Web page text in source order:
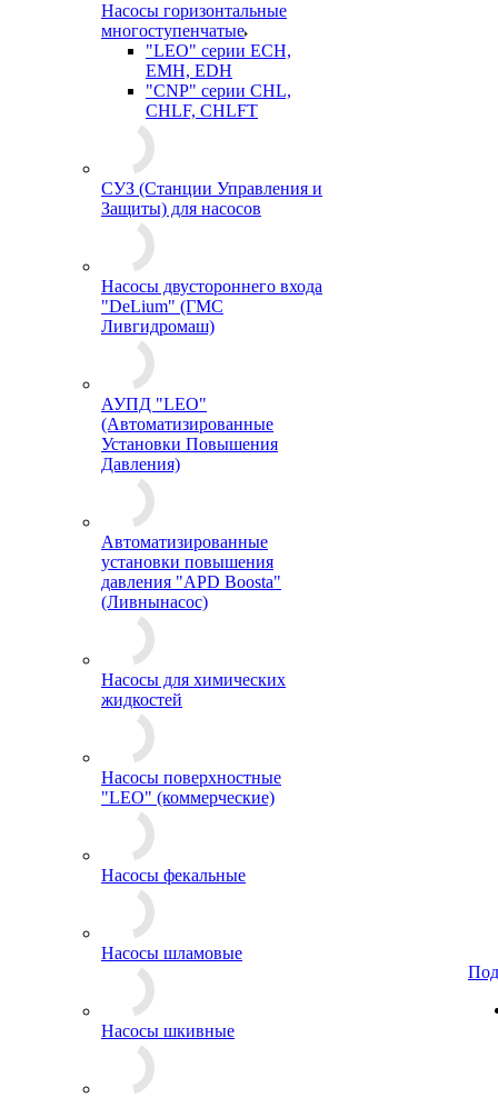
Насосы горизонтальные
многоступенчатые
"LEO" серии ECH,
EMH, EDH
"CNP" серии CHL,
CHLF, CHLFT
СУЗ (Станции Управления и
Защиты) для насосов
Насосы двустороннего входа
"DeLium" (ГМС
Ливгидромаш)
АУПД "LEO"
(Автоматизированные
Установки Повышения
Давления)
Автоматизированные
установки повышения
давления "APD Boosta"
(Ливнынасос)
Насосы для химических
жидкостей
Насосы поверхностные
"LEO" (коммерческие)
Насосы фекальные
Насосы шламовые
Насосы шкивные